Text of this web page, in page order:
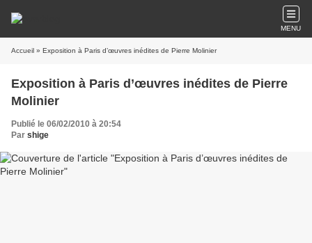
MENU
Accueil » Exposition à Paris d’œuvres inédites de Pierre Molinier
Exposition à Paris d’œuvres inédites de Pierre
Molinier
Publié le 06/02/2010 à 20:54
Par shige